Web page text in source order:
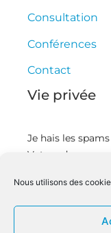
Nous utilisons des
Consultation
Conférences
Contact
Vie privée
Je hais les
Votre adresse
articles et des
podcasts, et
gérer votre